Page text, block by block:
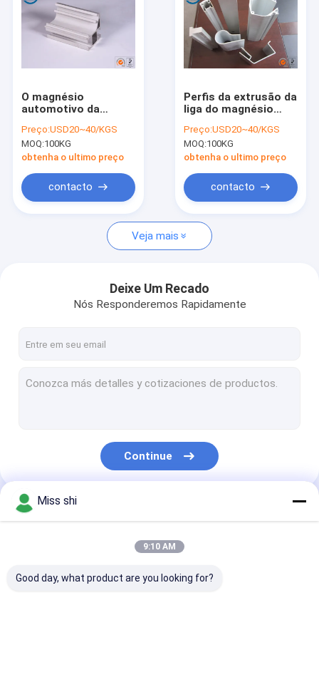
Sobre nós
Excursão da fábrica
Notícia
Peça umas citações
Folha da liga do magnésio
Placa da heliogravura do magnésio
pelotas do magnésio
Lingote da liga do magnésio
Fio de soldadura do magnésio
O magnésio
automotivo da
magnésio das
aplicações expulsou
perfis do metal
Preço:USD20~40/KGS
MOQ:100KG
obtenha o ultimo preço
contacto
Perfis da extrusão da
liga do magnésio
aplicações
automotivos
Preço:USD20~40/KGS
MOQ:100KG
obtenha o ultimo preço
contacto
Veja mais
Deixe Um Recado
Nós Responderemos Rapidamente
Continue
Nossas Categorias
Miss shi
9:10 AM
Good day, what product are you looking for?